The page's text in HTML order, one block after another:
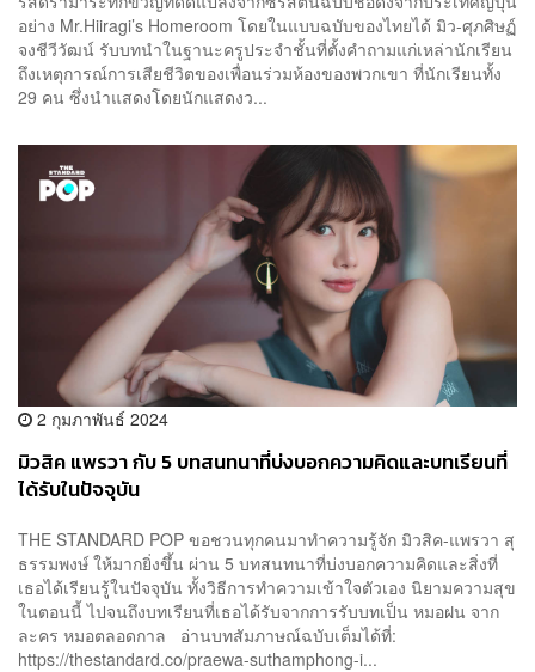
อย่าง Mr.Hiiragi’s Homeroom โดยในแบบฉบับของไทยได้ มิว-ศุภศิษฏ์
จงชีวีวัฒน์ รับบทนำในฐานะครูประจำชั้นที่ตั้งคำถามแก่เหล่านักเรียน
ถึงเหตุการณ์การเสียชีวิตของเพื่อนร่วมห้องของพวกเขา ที่นักเรียนทั้ง
29 คน ซึ่งนำแสดงโดยนักแสดงว...
2 กุมภาพันธ์ 2024
มิวสิค แพรวา กับ 5 บทสนทนาที่บ่งบอกความคิดและบทเรียนที่
ได้รับในปัจจุบัน
THE STANDARD POP ขอชวนทุกคนมาทำความรู้จัก มิวสิค-แพรวา สุ
ธรรมพงษ์ ให้มากยิ่งขึ้น ผ่าน 5 บทสนทนาที่บ่งบอกความคิดและสิ่งที่
เธอได้เรียนรู้ในปัจจุบัน ทั้งวิธีการทำความเข้าใจตัวเอง นิยามความสุข
ในตอนนี้ ไปจนถึงบทเรียนที่เธอได้รับจากการรับบทเป็น หมอฝน จาก
ละคร หมอตลอดกาล อ่านบทสัมภาษณ์ฉบับเต็มได้ที่:
https://thestandard.co/praewa-suthamphong-i...